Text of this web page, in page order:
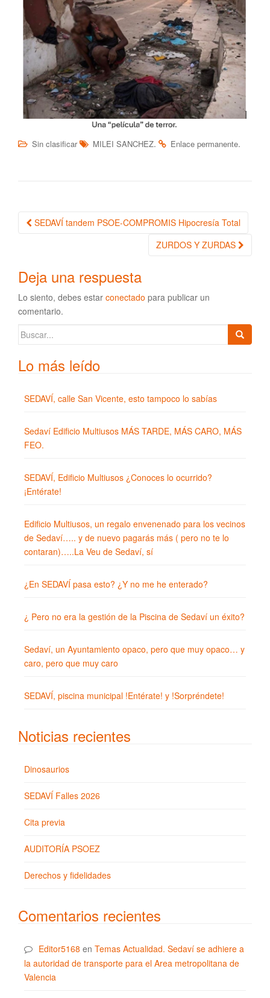
Sin clasificar MILEI SANCHEZ. Enlace permanente.
Navegación de la entrada
SEDAVÍ tandem PSOE-COMPROMIS Hipocresía Total
ZURDOS Y ZURDAS
Deja una respuesta
Lo siento, debes estar conectado para publicar un
comentario.
Buscar:
Lo más leído
SEDAVÍ, calle San Vicente, esto tampoco lo sabías
Sedaví Edificio Multiusos MÁS TARDE, MÁS CARO, MÁS
FEO.
SEDAVÍ, Edificio Multiusos ¿Conoces lo ocurrido?
¡Entérate!
Edificio Multiusos, un regalo envenenado para los vecinos
de Sedaví….. y de nuevo pagarás más ( pero no te lo
contaran)…..La Veu de Sedaví, sí
¿En SEDAVÍ pasa esto? ¿Y no me he enterado?
¿ Pero no era la gestión de la Piscina de Sedaví un éxito?
Sedaví, un Ayuntamiento opaco, pero que muy opaco… y
caro, pero que muy caro
SEDAVÍ, piscina municipal !Entérate! y !Sorpréndete!
Noticias recientes
Dinosaurios
SEDAVÍ Falles 2026
Cita previa
AUDITORÍA PSOEZ
Derechos y fidelidades
Comentarios recientes
Editor5168 en Temas Actualidad. Sedaví se adhiere a
la autoridad de transporte para el Area metropolitana de
Valencia